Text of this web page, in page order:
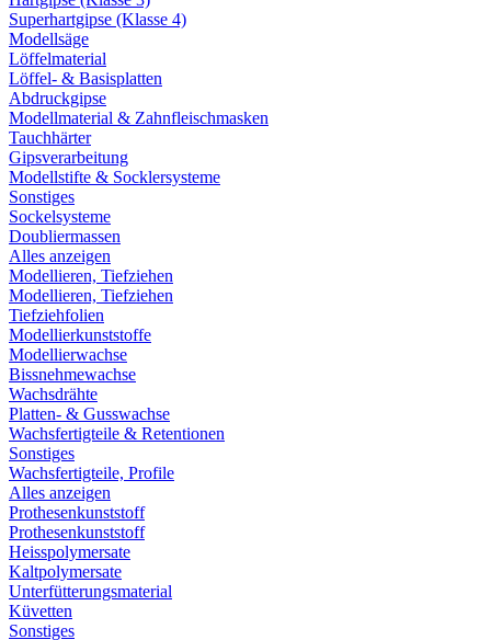
Superhartgipse (Klasse 4)
Modellsäge
Löffelmaterial
Löffel- & Basisplatten
Abdruckgipse
Modellmaterial & Zahnfleischmasken
Tauchhärter
Gipsverarbeitung
Modellstifte & Socklersysteme
Sonstiges
Sockelsysteme
Doubliermassen
Alles anzeigen
Modellieren, Tiefziehen
Modellieren, Tiefziehen
Tiefziehfolien
Modellierkunststoffe
Modellierwachse
Bissnehmewachse
Wachsdrähte
Platten- & Gusswachse
Wachsfertigteile & Retentionen
Sonstiges
Wachsfertigteile, Profile
Alles anzeigen
Prothesenkunststoff
Prothesenkunststoff
Heisspolymersate
Kaltpolymersate
Unterfütterungsmaterial
Küvetten
Sonstiges